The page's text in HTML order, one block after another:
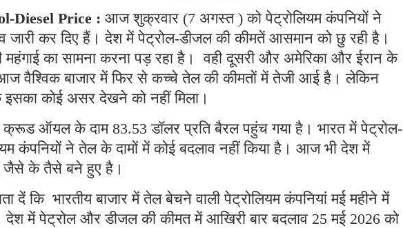
Diesel Price : आज शुक्रवार (7 अगस्त ) को पेट्रोलियम कंपनियों ने
जारी कर दिए हैं। देश में पेट्रोल-डीजल की कीमतें आसमान को छु रही है।
महंगाई का सामना करना पड़ रहा है। वही दूसरी और अमेरिका और ईरान के
वैश्विक बाजार में फिर से कच्चे तेल की कीमतों में तेजी आई है। लेकिन
इसका कोई असर देखने को नहीं मिला।
क्रूड ऑयल के दाम 83.53 डॉलर प्रति बैरल पहुंच गया है। भारत में पेट्रोल-
कंपनियों ने तेल के दामों में कोई बदलाव नहीं किया है। आज भी देश में
जैसे के तैसे बने हुए है।
दें कि भारतीय बाजार में तेल बेचने वाली पेट्रोलियम कंपनियां मई महीने में
देश में पेट्रोल और डीजल की कीमत में आखिरी बार बदलाव 25 मई 2026 को